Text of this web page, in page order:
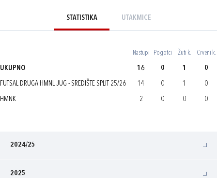
STATISTIKA UTAKMICE
Nastupi Pogotci Žuti k. Crveni k.
UKUPNO 16 0 1 0
FUTSAL DRUGA HMNL JUG - SREDIŠTE SPLIT 25/26 14 0 1 0
HMNK 2 0 0 0
2024/25
2025